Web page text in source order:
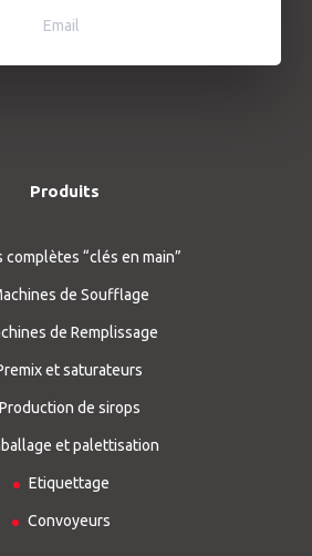
Email
Produits
complètes “clés en main”
de Soufflage
de Remplissage
et saturateurs
Production de sirops
et palettisation
Etiquettage
Convoyeurs